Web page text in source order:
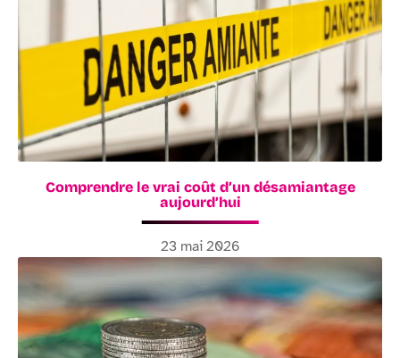
Comprendre le vrai coût d’un désamiantage
aujourd’hui
23 mai 2026